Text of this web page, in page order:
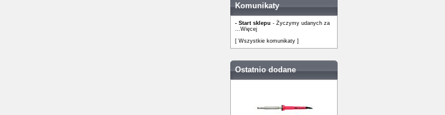
Komunikaty
- Start sklepu - Życzymy udanych za
...Więcej
[ Wszystkie komunikaty ]
Ostatnio dodane